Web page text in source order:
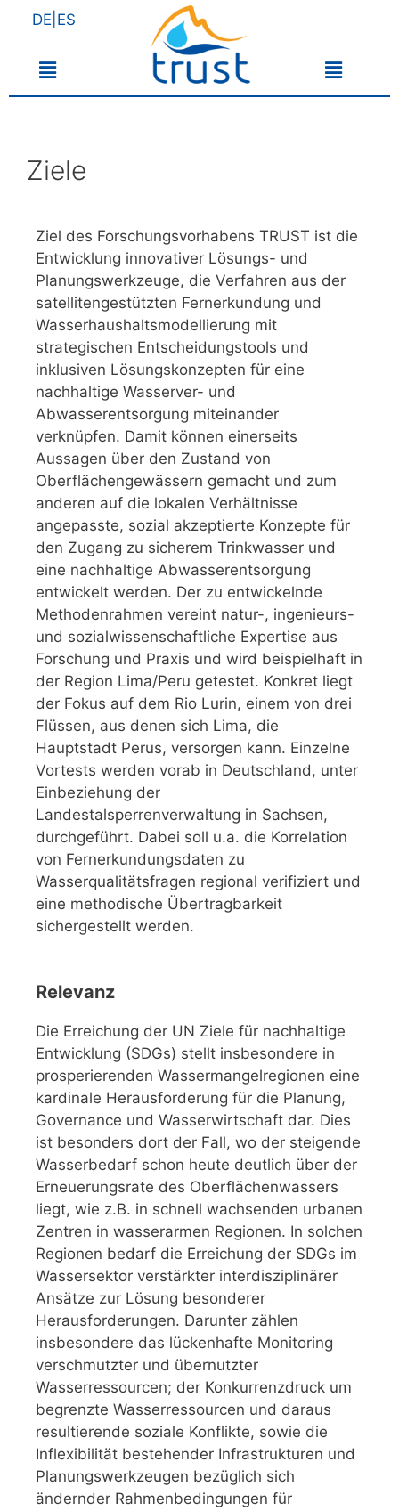
DE|ES
Ziele
Ziel des Forschungsvorhabens TRUST ist die
Entwicklung innovativer Lösungs- und
Planungswerkzeuge, die Verfahren aus der
satellitengestützten Fernerkundung und
Wasserhaushaltsmodellierung mit
strategischen Entscheidungstools und
inklusiven Lösungskonzepten für eine
nachhaltige Wasserver- und
Abwasserentsorgung miteinander
verknüpfen. Damit können einerseits
Aussagen über den Zustand von
Oberflächengewässern gemacht und zum
anderen auf die lokalen Verhältnisse
angepasste, sozial akzeptierte Konzepte für
den Zugang zu sicherem Trinkwasser und
eine nachhaltige Abwasserentsorgung
entwickelt werden. Der zu entwickelnde
Methodenrahmen vereint natur-, ingenieurs-
und sozialwissenschaftliche Expertise aus
Forschung und Praxis und wird beispielhaft in
der Region Lima/Peru getestet. Konkret liegt
der Fokus auf dem Rio Lurin, einem von drei
Flüssen, aus denen sich Lima, die
Hauptstadt Perus, versorgen kann. Einzelne
Vortests werden vorab in Deutschland, unter
Einbeziehung der
Landestalsperrenverwaltung in Sachsen,
durchgeführt. Dabei soll u.a. die Korrelation
von Fernerkundungsdaten zu
Wasserqualitätsfragen regional verifiziert und
eine methodische Übertragbarkeit
sichergestellt werden.
Relevanz
Die Erreichung der UN Ziele für nachhaltige
Entwicklung (SDGs) stellt insbesondere in
prosperierenden Wassermangelregionen eine
kardinale Herausforderung für die Planung,
Governance und Wasserwirtschaft dar. Dies
ist besonders dort der Fall, wo der steigende
Wasserbedarf schon heute deutlich über der
Erneuerungsrate des Oberflächenwassers
liegt, wie z.B. in schnell wachsenden urbanen
Zentren in wasserarmen Regionen. In solchen
Regionen bedarf die Erreichung der SDGs im
Wassersektor verstärkter interdisziplinärer
Ansätze zur Lösung besonderer
Herausforderungen. Darunter zählen
insbesondere das lückenhafte Monitoring
verschmutzter und übernutzter
Wasserressourcen; der Konkurrenzdruck um
begrenzte Wasserressourcen und daraus
resultierende soziale Konflikte, sowie die
Inflexibilität bestehender Infrastrukturen und
Planungswerkzeugen bezüglich sich
ändernder Rahmenbedingungen für